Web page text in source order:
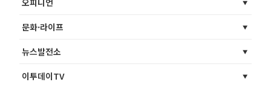
오피니언
문화·라이프
뉴스발전소
이투데이TV